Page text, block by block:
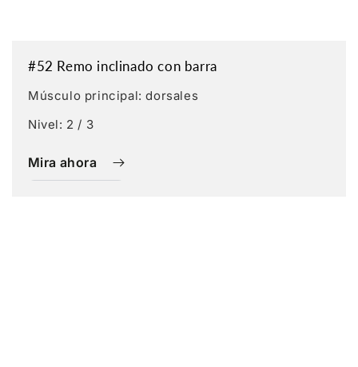
#52 Remo inclinado con barra
Músculo principal: dorsales
Nivel: 2 / 3
Mira ahora